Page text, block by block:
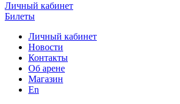
Личный кабинет
Билеты
Личный кабинет
Новости
Контакты
Об арене
Магазин
En